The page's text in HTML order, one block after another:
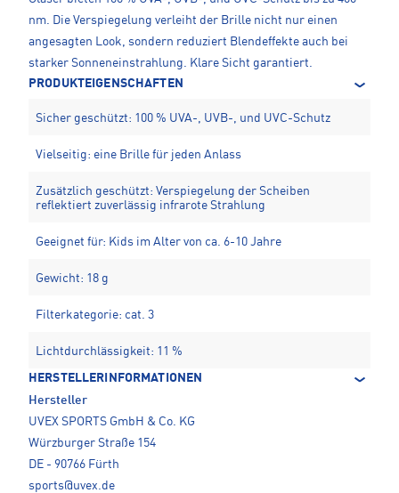
nm. Die Verspiegelung verleiht der Brille nicht nur einen
angesagten Look, sondern reduziert Blendeffekte auch bei
starker Sonneneinstrahlung. Klare Sicht garantiert.
PRODUKTEIGENSCHAFTEN
Sicher geschützt: 100 % UVA-, UVB-, und UVC-Schutz
Vielseitig: eine Brille für jeden Anlass
Zusätzlich geschützt: Verspiegelung der Scheiben
reflektiert zuverlässig infrarote Strahlung
Geeignet für: Kids im Alter von ca. 6-10 Jahre
Gewicht: 18 g
Filterkategorie: cat. 3
Lichtdurchlässigkeit: 11 %
HERSTELLERINFORMATIONEN
Hersteller
UVEX SPORTS GmbH & Co. KG
Würzburger Straße 154
DE - 90766 Fürth
sports@uvex.de